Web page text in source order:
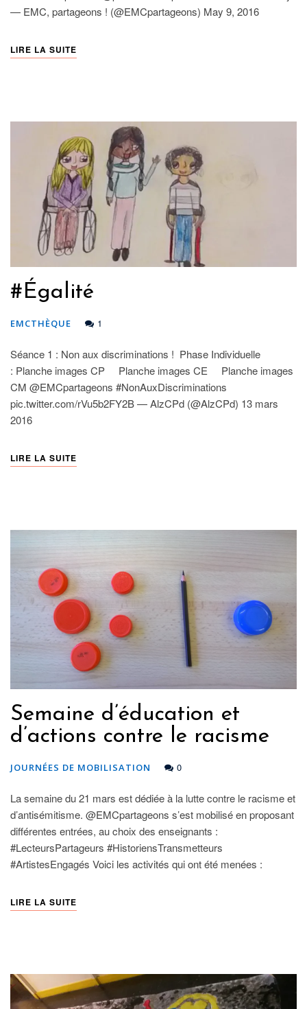
— EMC, partageons ! (@EMCpartageons) May 9, 2016
LIRE LA SUITE
#Égalité
EMCTHÈQUE 1
Séance 1 : Non aux discriminations ! Phase Individuelle
: Planche images CP Planche images CE Planche images
CM @EMCpartageons #NonAuxDiscriminations
pic.twitter.com/rVu5b2FY2B — AlzCPd (@AlzCPd) 13 mars
2016
LIRE LA SUITE
Semaine d’éducation et
d’actions contre le racisme
JOURNÉES DE MOBILISATION 0
La semaine du 21 mars est dédiée à la lutte contre le racisme et
d’antisémitisme. @EMCpartageons s’est mobilisé en proposant
différentes entrées, au choix des enseignants :
#LecteursPartageurs #HistoriensTransmetteurs
#ArtistesEngagés Voici les activités qui ont été menées :
LIRE LA SUITE